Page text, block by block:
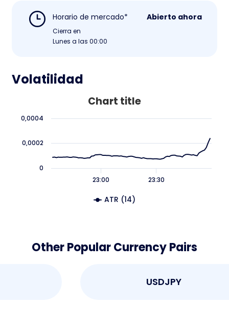
Horario de mercado* Abierto ahora
Cierra en
Lunes a las 00:00
Volatilidad
Chart title
ATR (14)
23:00 23:30
0
0,0002
0,0004
Other Popular Currency Pairs
USDJPY